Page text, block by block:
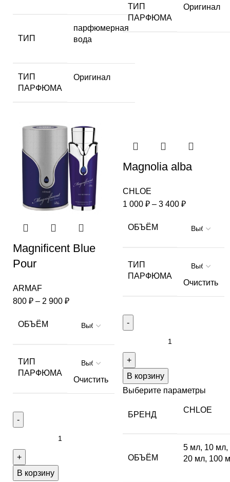
ТИП
парфюмерная
вода
ТИП
ПАРФЮМА
Оригинал
ТИП
ПАРФЮМА
Оригинал
Magnificent Blue
Pour
ARMAF
800 ₽ – 2 900 ₽
ОБЪЁМ
ТИП
ПАРФЮМА
Очистить
В корзину
Magnolia alba
CHLOE
1 000 ₽ – 3 400 ₽
ОБЪЁМ
ТИП
ПАРФЮМА
Очистить
В корзину
Выберите параметры
БРЕНД
CHLOE
ОБЪЁМ
5 мл, 10 мл,
20 мл, 100